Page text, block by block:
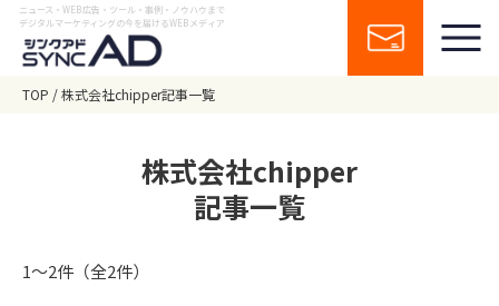
ニュース・WEB広告・ツール・事例・ノウハウまで
デジタルマーケティングの今を届けるWEBメディア
TOP 株式会社chipper記事一覧
株式会社chipper
記事一覧
1〜2件（全2件）